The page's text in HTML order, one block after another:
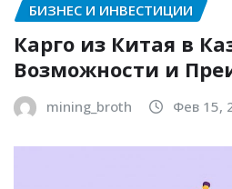
БИЗНЕС И ИНВЕСТИЦИИ
Карго из Китая в
Возможности и
mining_broth Фев 15,